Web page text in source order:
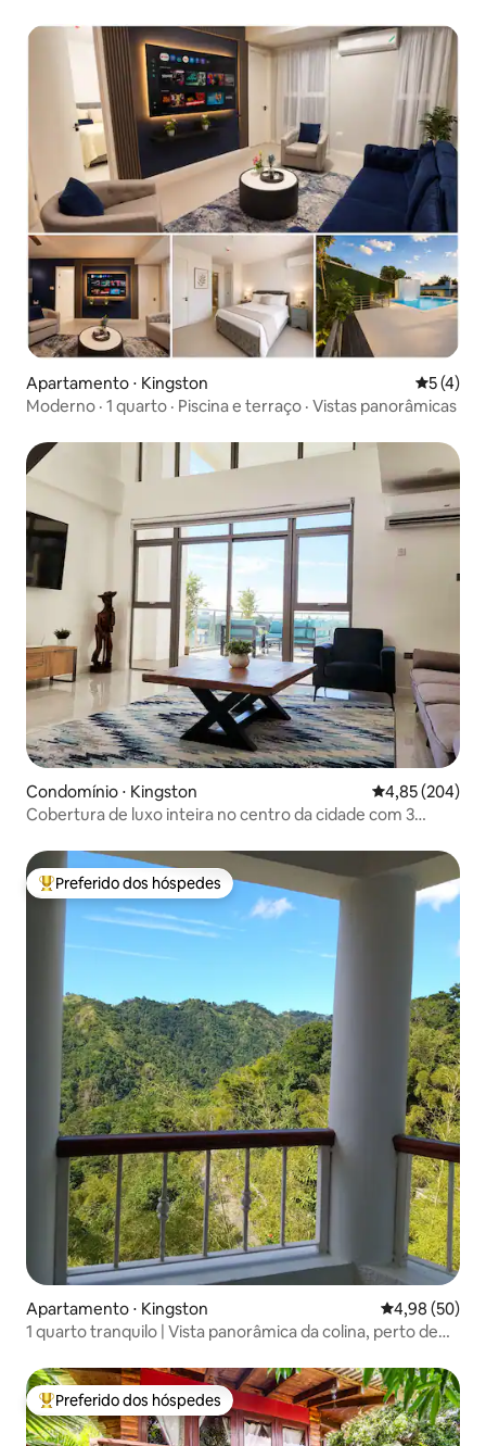
Apartamento ⋅ Kingston 5 de
5 (4)
Moderno · 1 quarto · Piscina e terraço · Vistas panorâmicas
Condomínio ⋅ Kingston 4,85 de uma
4,85 (204)
Cobertura de luxo inteira no centro da cidade com 3
Entre os melhores preferidos dos hóspedes
Preferido dos hóspedes
Apartamento ⋅ Kingston 4,98 de uma
4,98 (50)
1 quarto tranquilo | Vista panorâmica da colina, perto de
Entre os melhores preferidos dos hóspedes
Preferido dos hóspedes